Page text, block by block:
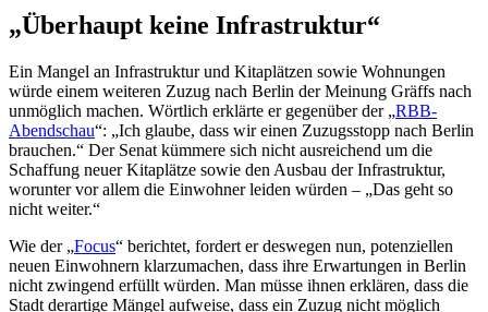
„Überhaupt keine Infrastruktur“
Ein Mangel an Infrastruktur und Kitaplätzen sowie Wohnungen
würde einem weiteren Zuzug nach Berlin der Meinung Gräffs nach
unmöglich machen. Wörtlich erklärte er gegenüber der „RBB-
Abendschau“: „Ich glaube, dass wir einen Zuzugsstopp nach Berlin
brauchen.“ Der Senat kümmere sich nicht ausreichend um die
Schaffung neuer Kitaplätze sowie den Ausbau der Infrastruktur,
worunter vor allem die Einwohner leiden würden – „Das geht so
nicht weiter.“
Wie der „Focus“ berichtet, fordert er deswegen nun, potenziellen
neuen Einwohnern klarzumachen, dass ihre Erwartungen in Berlin
nicht zwingend erfüllt würden. Man müsse ihnen erklären, dass die
Stadt derartige Mängel aufweise, dass ein Zuzug nicht möglich